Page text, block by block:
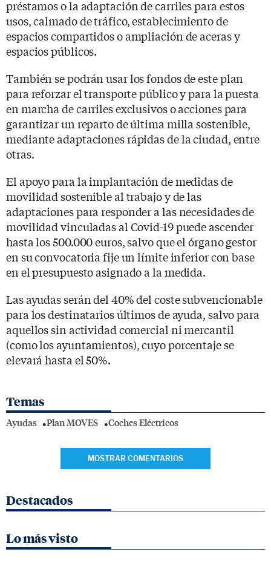
préstamos o la adaptación de carriles para estos
usos, calmado de tráfico, establecimiento de
espacios compartidos o ampliación de aceras y
espacios públicos.
También se podrán usar los fondos de este plan
para reforzar el transporte público y para la puesta
en marcha de carriles exclusivos o acciones para
garantizar un reparto de última milla sostenible,
mediante adaptaciones rápidas de la ciudad, entre
otras.
El apoyo para la implantación de medidas de
movilidad sostenible al trabajo y de las
adaptaciones para responder a las necesidades de
movilidad vinculadas al Covid-19 puede ascender
hasta los 500.000 euros, salvo que el órgano gestor
en su convocatoria fije un límite inferior con base
en el presupuesto asignado a la medida.
Las ayudas serán del 40% del coste subvencionable
para los destinatarios últimos de ayuda, salvo para
aquellos sin actividad comercial ni mercantil
(como los ayuntamientos), cuyo porcentaje se
elevará hasta el 50%.
Temas
Ayudas Plan MOVES Coches Eléctricos
MOSTRAR COMENTARIOS
Destacados
Lo más visto